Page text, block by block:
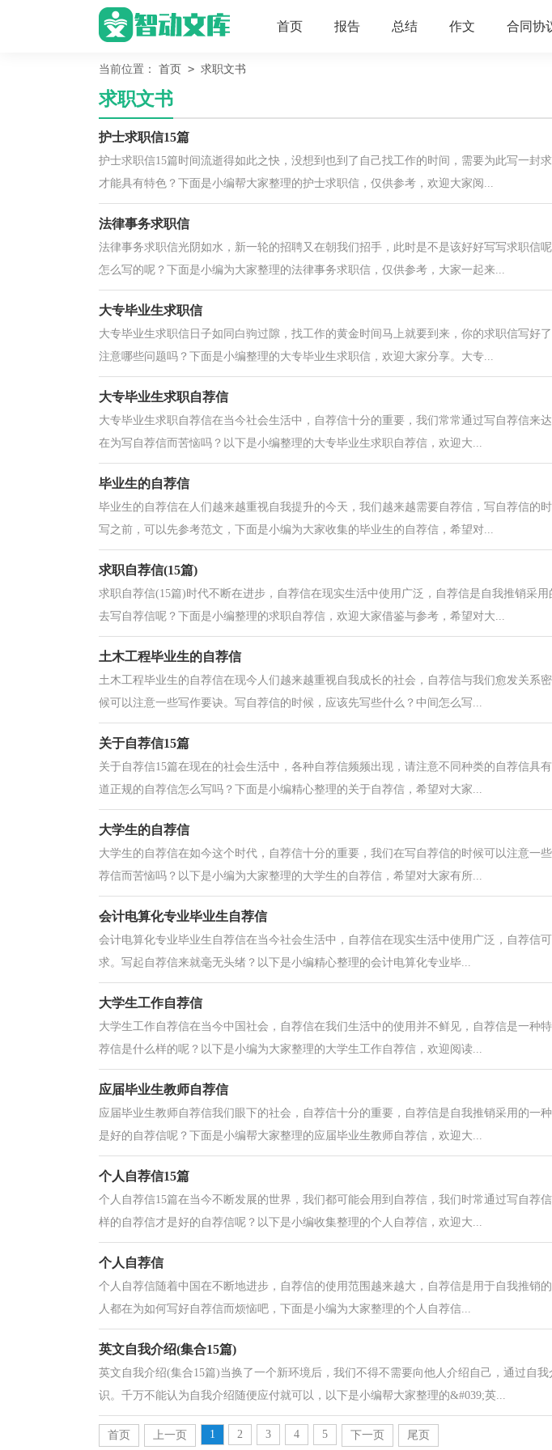
首页 报告 总结 作文 合同协
当前位置： 首页 > 求职文书
求职文书
护士求职信15篇
护士求职信15篇时间流逝得如此之快，没想到也到了自己找工作的时间，需要为此写一封
才能具有特色？下面是小编帮大家整理的护士求职信，仅供参考，欢迎大家阅...
法律事务求职信
法律事务求职信光阴如水，新一轮的招聘又在朝我们招手，此时是不是该好好写写求职信
怎么写的呢？下面是小编为大家整理的法律事务求职信，仅供参考，大家一起来...
大专毕业生求职信
大专毕业生求职信日子如同白驹过隙，找工作的黄金时间马上就要到来，你的求职信写好
注意哪些问题吗？下面是小编整理的大专毕业生求职信，欢迎大家分享。大专...
大专毕业生求职自荐信
大专毕业生求职自荐信在当今社会生活中，自荐信十分的重要，我们常常通过写自荐信来
在为写自荐信而苦恼吗？以下是小编整理的大专毕业生求职自荐信，欢迎大...
毕业生的自荐信
毕业生的自荐信在人们越来越重视自我提升的今天，我们越来越需要自荐信，写自荐信的
写之前，可以先参考范文，下面是小编为大家收集的毕业生的自荐信，希望对...
求职自荐信(15篇)
求职自荐信(15篇)时代不断在进步，自荐信在现实生活中使用广泛，自荐信是自我推销采
去写自荐信呢？下面是小编整理的求职自荐信，欢迎大家借鉴与参考，希望对大...
土木工程毕业生的自荐信
土木工程毕业生的自荐信在现今人们越来越重视自我成长的社会，自荐信与我们愈发关系
候可以注意一些写作要诀。写自荐信的时候，应该先写些什么？中间怎么写...
关于自荐信15篇
关于自荐信15篇在现在的社会生活中，各种自荐信频频出现，请注意不同种类的自荐信具
道正规的自荐信怎么写吗？下面是小编精心整理的关于自荐信，希望对大家...
大学生的自荐信
大学生的自荐信在如今这个时代，自荐信十分的重要，我们在写自荐信的时候可以注意一
荐信而苦恼吗？以下是小编为大家整理的大学生的自荐信，希望对大家有所...
会计电算化专业毕业生自荐信
会计电算化专业毕业生自荐信在当今社会生活中，自荐信在现实生活中使用广泛，自荐信
求。写起自荐信来就毫无头绪？以下是小编精心整理的会计电算化专业毕...
大学生工作自荐信
大学生工作自荐信在当今中国社会，自荐信在我们生活中的使用并不鲜见，自荐信是一种
荐信是什么样的呢？以下是小编为大家整理的大学生工作自荐信，欢迎阅读...
应届毕业生教师自荐信
应届毕业生教师自荐信我们眼下的社会，自荐信十分的重要，自荐信是自我推销采用的一
是好的自荐信呢？下面是小编帮大家整理的应届毕业生教师自荐信，欢迎大...
个人自荐信15篇
个人自荐信15篇在当今不断发展的世界，我们都可能会用到自荐信，我们时常通过写自荐
样的自荐信才是好的自荐信呢？以下是小编收集整理的个人自荐信，欢迎大...
个人自荐信
个人自荐信随着中国在不断地进步，自荐信的使用范围越来越大，自荐信是用于自我推销
人都在为如何写好自荐信而烦恼吧，下面是小编为大家整理的个人自荐信...
英文自我介绍(集合15篇)
英文自我介绍(集合15篇)当换了一个新环境后，我们不得不需要向他人介绍自己，通过自
识。千万不能认为自我介绍随便应付就可以，以下是小编帮大家整理的&#039;英...
首页 上一页 1 2 3 4 5 下一页 尾页